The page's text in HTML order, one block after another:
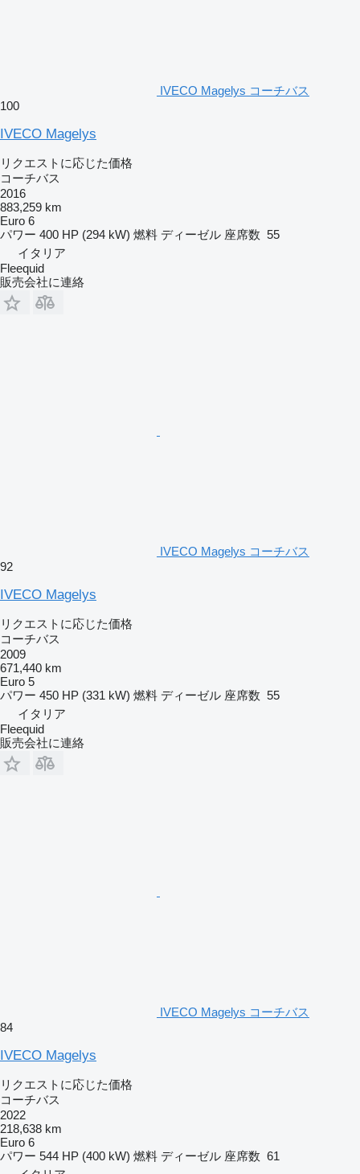
IVECO Magelys コーチバス
100
IVECO Magelys
リクエストに応じた価格
コーチバス
2016
883,259 km
Euro 6
パワー 400 HP (294 kW) 燃料 ディーゼル 座席数 55
イタリア
Fleequid
販売会社に連絡
IVECO Magelys コーチバス
92
IVECO Magelys
リクエストに応じた価格
コーチバス
2009
671,440 km
Euro 5
パワー 450 HP (331 kW) 燃料 ディーゼル 座席数 55
イタリア
Fleequid
販売会社に連絡
IVECO Magelys コーチバス
84
IVECO Magelys
リクエストに応じた価格
コーチバス
2022
218,638 km
Euro 6
パワー 544 HP (400 kW) 燃料 ディーゼル 座席数 61